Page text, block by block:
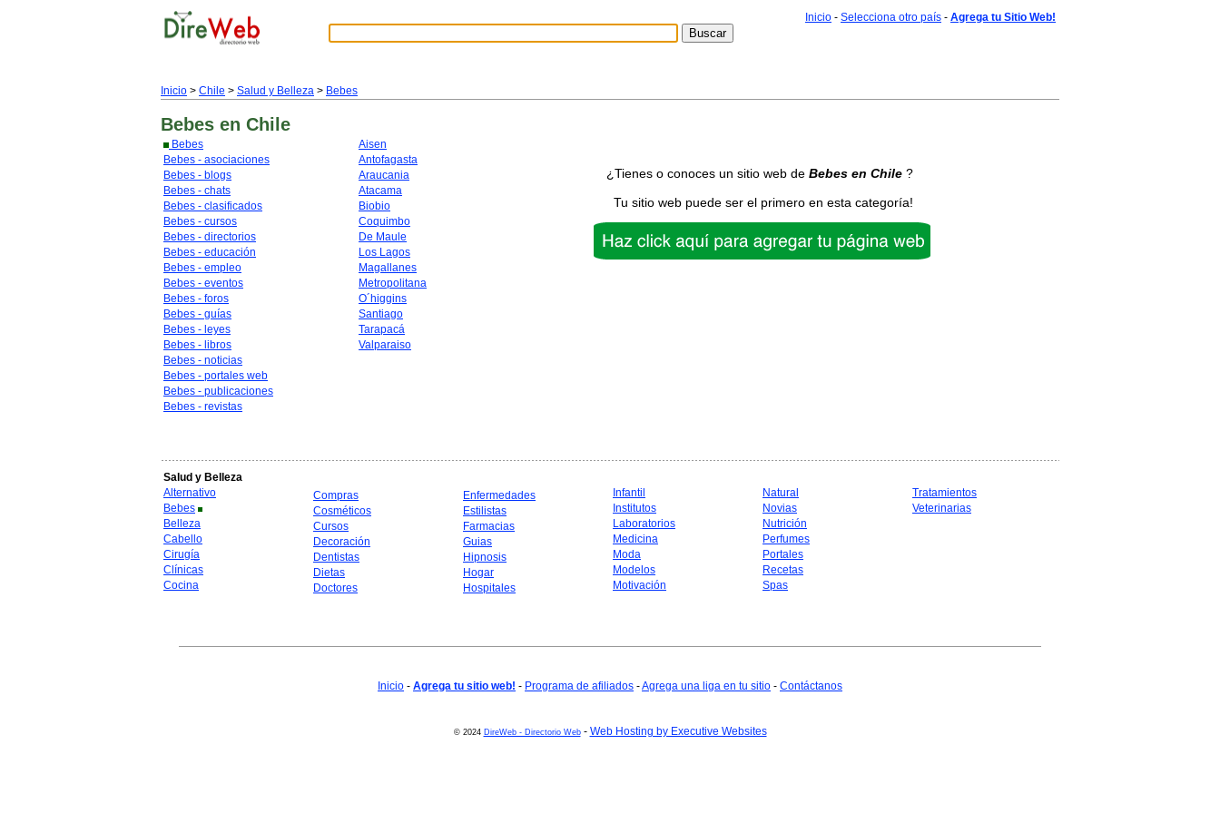
Inicio - Selecciona otro país - Agrega tu Sitio Web!
Inicio > Chile > Salud y Belleza > Bebes
Bebes en Chile
Bebes
Bebes - asociaciones
Bebes - blogs
Bebes - chats
Bebes - clasificados
Bebes - cursos
Bebes - directorios
Bebes - educación
Bebes - empleo
Bebes - eventos
Bebes - foros
Bebes - guías
Bebes - leyes
Bebes - libros
Bebes - noticias
Bebes - portales web
Bebes - publicaciones
Bebes - revistas
Aisen
Antofagasta
Araucania
Atacama
Biobio
Coquimbo
De Maule
Los Lagos
Magallanes
Metropolitana
O´higgins
Santiago
Tarapacá
Valparaiso
¿Tienes o conoces un sitio web de Bebes en Chile ?
Tu sitio web puede ser el primero en esta categoría!
Salud y Belleza
Alternativo
Bebes
Belleza
Cabello
Cirugía
Clínicas
Cocina
Compras
Cosméticos
Cursos
Decoración
Dentistas
Dietas
Doctores
Enfermedades
Estilistas
Farmacias
Guias
Hipnosis
Hogar
Hospitales
Infantil
Institutos
Laboratorios
Medicina
Moda
Modelos
Motivación
Natural
Novias
Nutrición
Perfumes
Portales
Recetas
Spas
Tratamientos
Veterinarias
Inicio - Agrega tu sitio web! - Programa de afiliados -Agrega una liga en tu sitio - Contáctanos
© 2024 DireWeb - Directorio Web- Web Hosting by Executive Websites